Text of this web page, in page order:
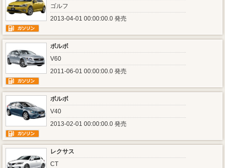
ゴルフ
2013-04-01 00:00:00.0 発売
ボルボ
V60
2011-06-01 00:00:00.0 発売
ボルボ
V40
2013-02-01 00:00:00.0 発売
レクサス
CT